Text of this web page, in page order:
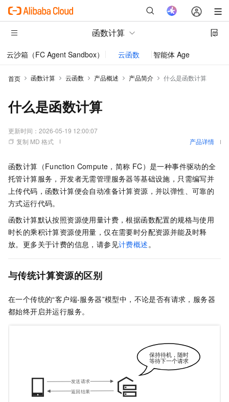
函数计算
云沙箱（FC Agent Sandbox） 云函数 智能体 AgentRun
首页 函数计算 云函数 产品概述 产品简介 什么是函数计算
什么是函数计算
更新时间： 2026-05-19 12:00:07
复制 MD 格式
产品详情
函数计算 （Function Compute，简称 FC）是一种事件驱动的全
托管计算服务，开发者无需管理服务器等基础设施，只需编写并
上传代码， 函数计算便会自动准备计算资源，并以弹性、可靠的
方式运行代码。
函数计算默认按照资源使用量计费，根据函数配置的规格与使用
时长的乘积计算资源使用量，仅在需要时分配资源并能及时释
放。更多关于计费的信息，请参见计费概述。
与传统计算资源的区别
在一个传统的“客户端-服务器”模型中，不论是否有请求，服务器
都始终开启并运行服务。